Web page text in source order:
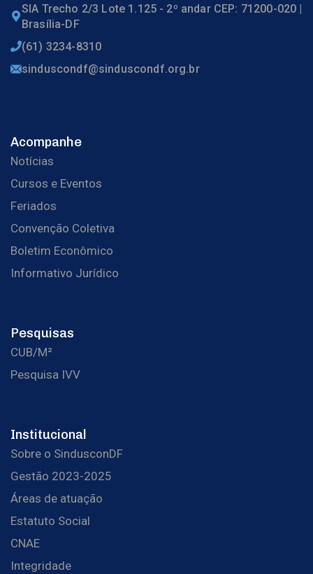
SIA Trecho 2/3 Lote 1.125 - 2º andar CEP: 71200-020 |
Brasília-DF
(61) 3234-8310
sinduscondf@sinduscondf.org.br
Acompanhe
Notícias
Cursos e Eventos
Feriados
Convenção Coletiva
Boletim Econômico
Informativo Jurídico
Pesquisas
CUB/M²
Pesquisa IVV
Institucional
Sobre o SindusconDF
Gestão 2023-2025
Áreas de atuação
Estatuto Social
CNAE
Integridade